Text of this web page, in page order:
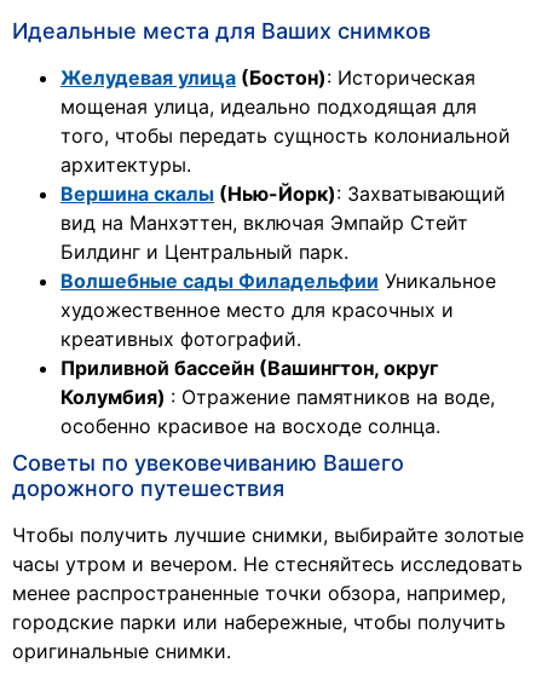
Идеальные места для Ваших снимков
Желудевая улица (Бостон): Историческая
мощеная улица, идеально подходящая для
того, чтобы передать сущность колониальной
архитектуры.
Вершина скалы (Нью-Йорк): Захватывающий
вид на Манхэттен, включая Эмпайр Стейт
Билдинг и Центральный парк.
Волшебные сады Филадельфии Уникальное
художественное место для красочных и
креативных фотографий.
Приливной бассейн (Вашингтон, округ
Колумбия) : Отражение памятников на воде,
особенно красивое на восходе солнца.
Советы по увековечиванию Вашего
дорожного путешествия
Чтобы получить лучшие снимки, выбирайте золотые
часы утром и вечером. Не стесняйтесь исследовать
менее распространенные точки обзора, например,
городские парки или набережные, чтобы получить
оригинальные снимки.